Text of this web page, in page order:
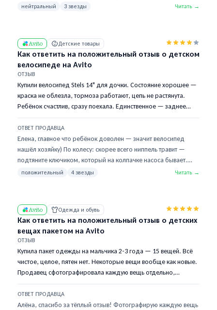
В следующих объявлениях буду писать про подушки
скину в чат) — около 3500 рублей за обе с новым ППУ 30
плотности. После — будут как новые, прослужат ещё лет 5–7.
Это всё равно дешевле нового дивана раза в 4. Если решите,
что не стоит — готов сделать частичный возврат 2000 рублей
нейтральный 3 звезды Читать →
Avito Детские товары
Как ответить на положительный отзыв о детском
велосипеде на Avito
ОТЗЫВ
Купили велосипед Stels 14" для дочки. Состояние хорошее —
краска не облезла, тормоза работают, цепь не растянута.
Ребёнок счастлив, сразу поехала. Единственное — заднее
колесо немного спускает, подкачивать приходится раз в два
дня. В остальном — всё как в описании, продавец адекватный,
приехал вовремя. Четвёрка только из-за колеса.
ОТВЕТ ПРОДАВЦА
Елена, главное что ребёнок доволен — значит велосипед
нашёл хозяйку) По колесу: скорее всего ниппель травит —
подтяните ключиком, который на колпачке насоса бывает.
Если не поможет — камера 200–300 рублей в любом
положительный 4 звезды Читать →
Avito Одежда и обувь
Как ответить на положительный отзыв о детских
вещах пакетом на Avito
ОТЗЫВ
Купила пакет одежды на мальчика 2-3 года — 15 вещей. Всё
чистое, целое, пятен нет. Некоторые вещи вообще как новые.
Продавец сфотографировала каждую вещь отдельно,
приехала на встречу вовремя. Большая редкость на Avito.
Однозначно 5.
ОТВЕТ ПРОДАВЦА
Алёна, спасибо за тёплый отзыв! Фотографирую каждую вещь